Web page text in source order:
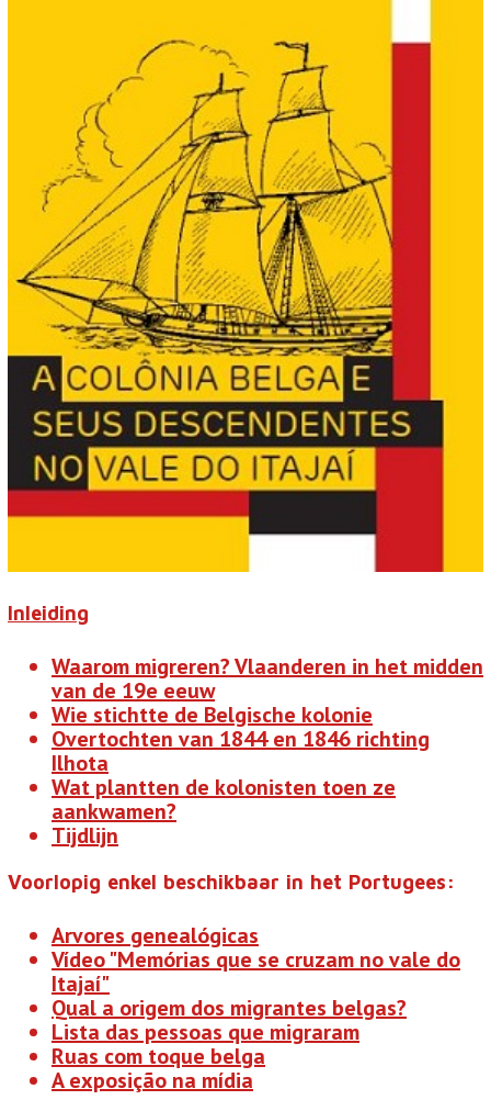
Inleiding
Waarom migreren? Vlaanderen in het midden
van de 19e eeuw
Wie stichtte de Belgische kolonie
Overtochten van 1844 en 1846 richting
Ilhota
Wat plantten de kolonisten toen ze
aankwamen?
Tijdlijn
Voorlopig enkel beschikbaar in het Portugees:
Arvores genealógicas
Vídeo "Memórias que se cruzam no vale do
Itajaí"
Qual a origem dos migrantes belgas?
Lista das pessoas que migraram
Ruas com toque belga
A exposição na mídia